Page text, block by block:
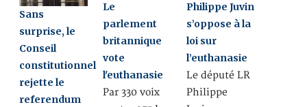
Sans
surprise, le
Conseil
constitutionnel
rejette le
referendum
Le
parlement
britannique
vote
l'euthanasie
Par 330 voix
Philippe Juvin
s’oppose à la
loi sur
l’euthanasie
Le député LR
Philippe